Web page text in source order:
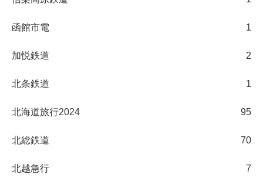
函館市電 1
加悦鉄道 2
北条鉄道 1
北海道旅行2024 95
北総鉄道 70
北越急行 7